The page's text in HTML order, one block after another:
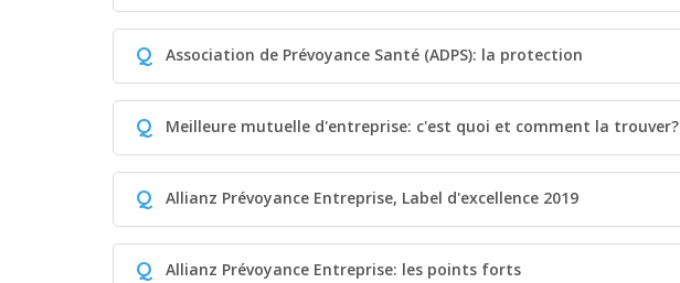
Q Association de Prévoyance Santé (ADPS): la protection
Q Meilleure mutuelle d'entreprise: c'est quoi et comment la trouver?
Q Allianz Prévoyance Entreprise, Label d'excellence 2019
Q Allianz Prévoyance Entreprise: les points forts